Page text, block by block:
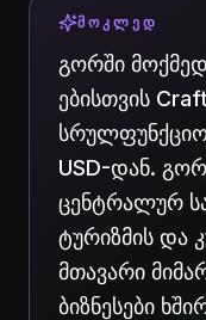
ᲛᲝᲙᲚᲔᲓ
გორში
ებისთვის
USD-დან.
ცენტრალურ
ტურიზმის და
მთავარი
ბიზნესები